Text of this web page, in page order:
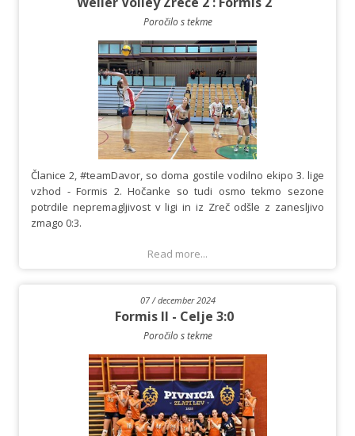
Poročilo s tekme
Članice 2, #teamDavor, so doma gostile vodilno ekipo 3. lige
vzhod - Formis 2. Hočanke so tudi osmo tekmo sezone
potrdile nepremagljivost v ligi in iz Zreč odšle z zanesljivo
zmago 0:3.
Read more...
07 / december 2024
Formis II - Celje 3:0
Poročilo s tekme